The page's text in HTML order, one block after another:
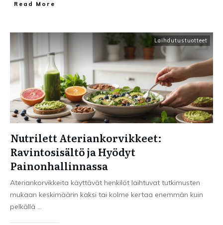
Read More
Laihdutustuotteet
Nutrilett Ateriankorvikkeet:
Ravintosisältö ja Hyödyt
Painonhallinnassa
Ateriankorvikkeita käyttävät henkilöt laihtuvat tutkimusten
mukaan keskimäärin kaksi tai kolme kertaa enemmän kuin
pelkällä ...